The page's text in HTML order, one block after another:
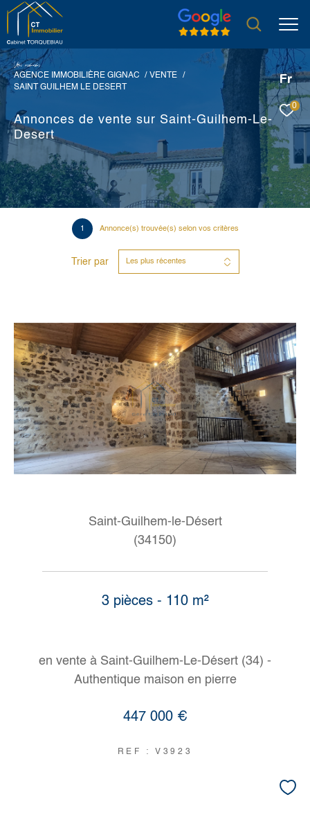
Fr
0
Vore recece
AGENCE IMMOBILIÈRE GIGNAC
VENTE
SAINT GUILHEM LE DESERT
Annonces de vente sur Saint-Guilhem-Le-
Desert
1 Annonce(s) trouvée(s) selon vos critères
Trier par Les plus récentes
Saint-Guilhem-le-Désert
(34150)
3 pièces - 110 m²
en vente à Saint-Guilhem-Le-Désert (34) -
Authentique maison en pierre
447 000 €
REF : V3923